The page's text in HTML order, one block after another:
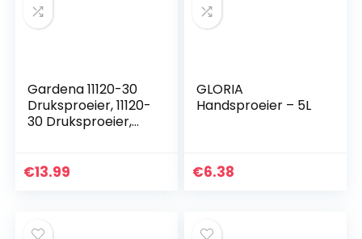
Gardena 11120-30
Druksproeier, 11120-
30 Druksproeier,
€13.99
GLORIA
Handsproeier – 5L
€6.38